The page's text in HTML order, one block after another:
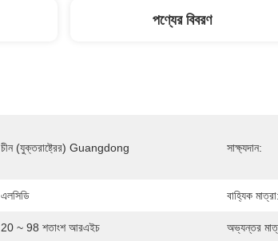
পণ্যের বিবরণ
চীন (যুক্তরাষ্ট্রের) Guangdong সাক্ষ্যদান:
এলসিডি বাহ্যিক মাত্রা:
20 ~ 98 শতাংশ আরএইচ অভ্যন্তর